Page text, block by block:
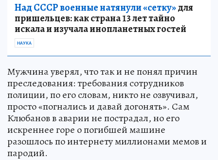
Над СССР военные натянули «сетку»для
пришельцев: как страна 13 лет тайно
искала и изучала инопланетных гостей
НАУКА
Мужчина уверял, что так и не понял причин
преследования: требования сотрудников
полиции, по его словам, никто не озвучивал,
просто «погнались и давай догонять». Сам
Клюбанов в аварии не пострадал, но его
искреннее горе о погибшей машине
разошлось по интернету миллионами мемов и
пародий.